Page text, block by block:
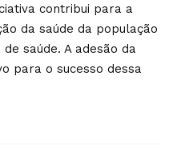
contribui para a
da saúde da população
saúde. A adesão da
para o sucesso dessa